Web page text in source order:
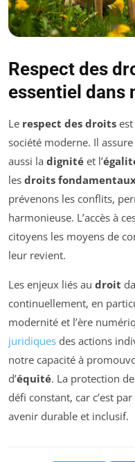
Respect des
essentiel dans
Le respect des droits
société moderne. Il
aussi la dignité et l’
les droits
prévenons les conflits,
harmonieuse. L’accès à
citoyens les moyens de
leur revient.
Les enjeux liés au droit
continuellement, en
modernité et l’ère
juridiques des actions
notre capacité à
d’équité. La protection
défi constant, car c’est
avenir durable et inclusif.